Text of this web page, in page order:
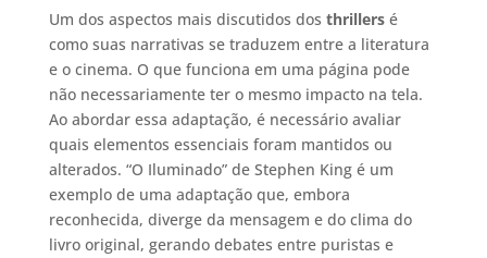
Um dos aspectos mais discutidos dos thrillersé
como suas narrativas se traduzem entre a literatura
e o cinema. O que funciona em uma página pode
não necessariamente ter o mesmo impacto na tela.
Ao abordar essa adaptação, é necessário avaliar
quais elementos essenciais foram mantidos ou
alterados. “O Iluminado” de Stephen King é um
exemplo de uma adaptação que, embora
reconhecida, diverge da mensagem e do clima do
livro original, gerando debates entre puristas e